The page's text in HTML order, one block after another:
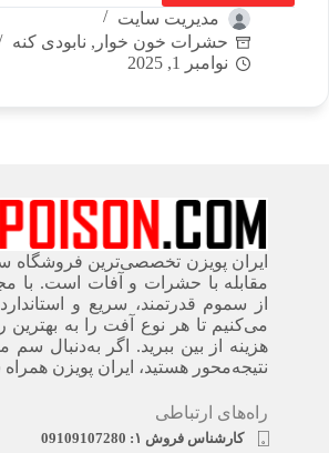
مدیریت سایت
حشرات خون خوار , نابودی کنه
نوامبر 1, 2025
ایران پویزن تخصصی‌ترین
مقابله با حشرات و آفات است. با
از سموم قدرتمند، سریع‌ و
می‌کنیم تا هر نوع آفت را به
هزینه از بین ببرید. اگر به‌دنبال سم
نتیجه‌محور هستید، ایران پویزن
راه‌های ارتباطی
کارشناس فروش ۱: 09109107280